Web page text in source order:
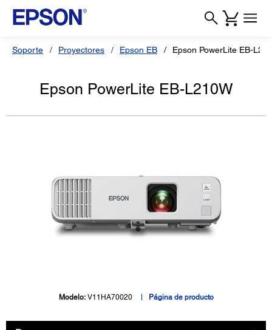
Soporte Proyectores Epson EB Epson PowerLite EB-
Epson PowerLite EB-L210W
Modelo: V11HA70020 Página de producto